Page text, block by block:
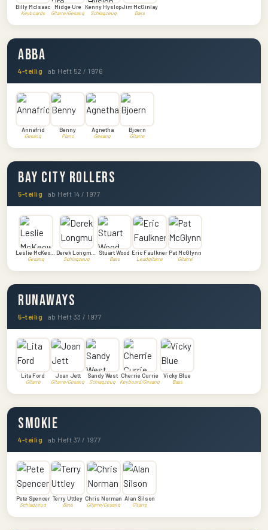
Billy McIsaac
Keyboards
Midge Ure
Gitarre/Gesang
Kenny Hyslop
Schlagzeug
Jim McGinlay
Bass
ABBA
4-teilig ab Heft 52 / 1976
Annafrid
Gesang
Benny
Piano
Agnetha
Gesang
Bjoern
Gitarre
Bay City Rollers
5-teilig ab Heft 14 / 1977
Gesang Schlagzeug
Stuart Wood
Bass
Eric Faulkner
Leadgitarre
Pat McGlynn
Gitarre
Runaways
5-teilig ab Heft 33 / 1977
Lita Ford
Gitarre
Joan Jett
Gitarre/Gesang
Sandy West
Schlagzeug
Cherrie Currie
Keyboard/Gesang
Vicky Blue
Bass
Smokie
4-teilig ab Heft 37 / 1977
Pete Spencer
Schlagzeug
Terry Uttley
Bass
Chris Norman
Gitarre/Gesang
Alan Silson
Gitarre